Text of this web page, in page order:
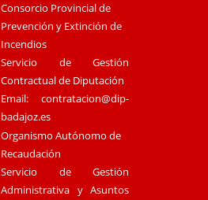
Consorcio Provincial de
Prevención y Extinción de
Incendios
Servicio de Gestión
Contractual de Diputación
Email:contratacion@dip-
badajoz.es
Organismo Autónomo de
Recaudación
Servicio de Gestión
Administrativa y Asuntos